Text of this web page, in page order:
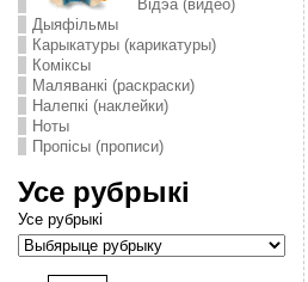
Відэа (видео)
Дыяфільмы
Карыкатуры (карикатуры)
Комiксы
Маляванкі (раскраски)
Налепкі (наклейки)
Ноты
Пропісы (прописи)
Усе рубрыкі
Усе рубрыкі